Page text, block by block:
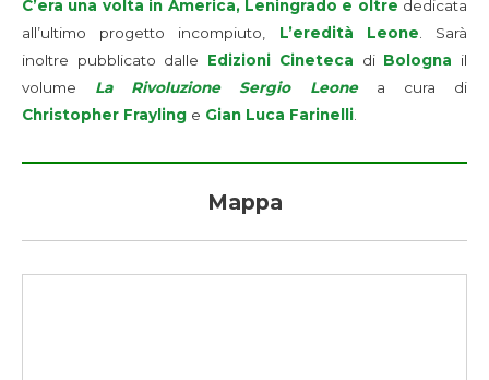
C’era una volta in America, Leningrado e oltre dedicata
all’ultimo progetto incompiuto, L’eredità Leone. Sarà
inoltre pubblicato dalle Edizioni Cineteca diBologna il
volume La Rivoluzione Sergio Leonea cura di
Christopher Frayling e Gian Luca Farinelli.
Mappa